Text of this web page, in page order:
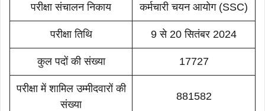
परीक्षा संचालन निकाय कर्मचारी चयन आयोग (SSC)
परीक्षा तिथि 9 से 20 सितंबर 2024
कुल पदों की संख्या 17727
परीक्षा में शामिल उम्मीदवारों की
संख्या
881582